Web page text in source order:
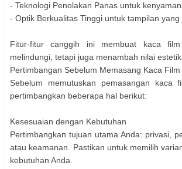
- Teknologi Penolakan Panas untuk
- Optik Berkualitas Tinggi untuk tampilan yang
Fitur-fitur canggih ini membuat kaca
melindungi, tetapi juga menambah nilai
Pertimbangan Sebelum Memasang Kaca
Sebelum memutuskan pemasangan kaca
pertimbangkan beberapa hal berikut:
Kesesuaian dengan Kebutuhan
Pertimbangkan tujuan utama Anda: privasi,
atau keamanan. Pastikan untuk memilih
kebutuhan Anda.